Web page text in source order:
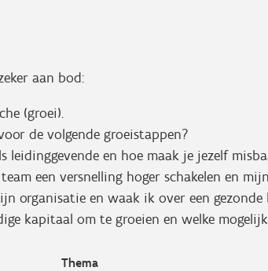
aan bod:
(groei).
de volgende groeistappen?
leidinggevende en hoe maak je jezelf
een versnelling hoger schakelen en
organisatie en waak ik over een
kapitaal om te groeien en welke
Thema